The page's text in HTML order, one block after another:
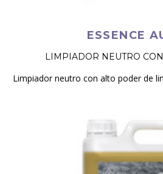
ESSENCE
LIMPIADOR NEUTRO
Limpiador neutro con alto poder de